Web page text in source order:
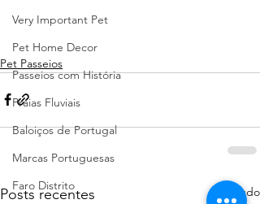
Very Important Pet
Pet Home Decor
Passeios com História
Praias Fluviais
Baloiços de Portugal
Marcas Portuguesas
Faro Distrito
Pet Passeios
Posts recentes Ver tudo